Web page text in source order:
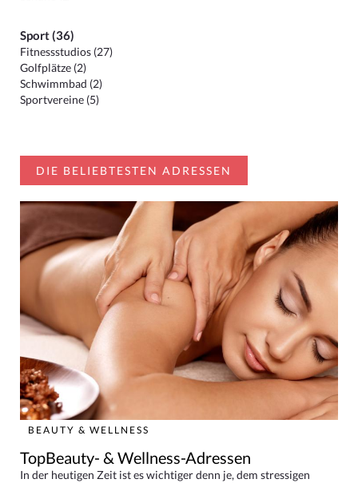
Sport (36)
Fitnessstudios (27)
Golfplätze (2)
Schwimmbad (2)
Sportvereine (5)
DIE BELIEBTESTEN ADRESSEN
BEAUTY & WELLNESS
TopBeauty- & Wellness-Adressen
In der heutigen Zeit ist es wichtiger denn je, dem stressigen